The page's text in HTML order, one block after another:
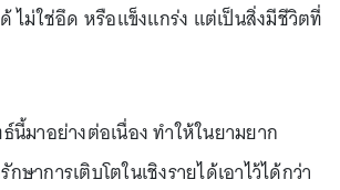
ไม่ใช่อึด หรือแข็งแกร่ง แต่เป็นสิ่งมีชีวิตที่
นี้มาอย่างต่อเนื่อง ทำให้ในยามยาก
ษาการเติบโตในเชิงรายได้เอาไว้ได้กว่า